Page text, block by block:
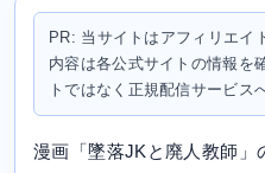
PR: 当サイトはアフィリエイ
内容は各公式サイトの情報を
トではなく正規配信サービス
漫画「墜落JKと廃人教師」